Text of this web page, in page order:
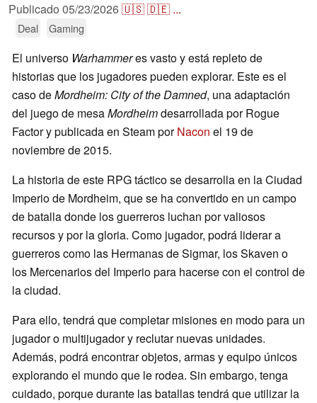
Publicado 05/23/2026🇺🇸🇩🇪 ...
Deal Gaming
El universo Warhammeres vasto y está repleto de
historias que los jugadores pueden explorar. Este es el
caso deMordheim: City of the Damned, una adaptación
del juego de mesaMordheimdesarrollada por Rogue
Factor y publicada en Steam porNacon el 19 de
noviembre de 2015.
La historia de este RPG táctico se desarrolla en la Ciudad
Imperio de Mordheim, que se ha convertido en un campo
de batalla donde los guerreros luchan por valiosos
recursos y por la gloria. Como jugador, podrá liderar a
guerreros como las Hermanas de Sigmar, los Skaven o
los Mercenarios del Imperio para hacerse con el control de
la ciudad.
Para ello, tendrá que completar misiones en modo para un
jugador o multijugador y reclutar nuevas unidades.
Además, podrá encontrar objetos, armas y equipo únicos
explorando el mundo que le rodea. Sin embargo, tenga
cuidado, porque durante las batallas tendrá que utilizar la